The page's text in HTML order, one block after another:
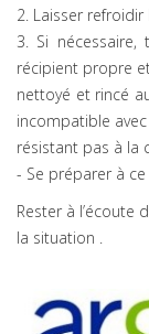
2. Laisser
3. Si nécessaire,
récipient propre
nettoyé et rincé
incompatible
résistant pas à la
- Se préparer à
Rester à l’écoute
la situation .